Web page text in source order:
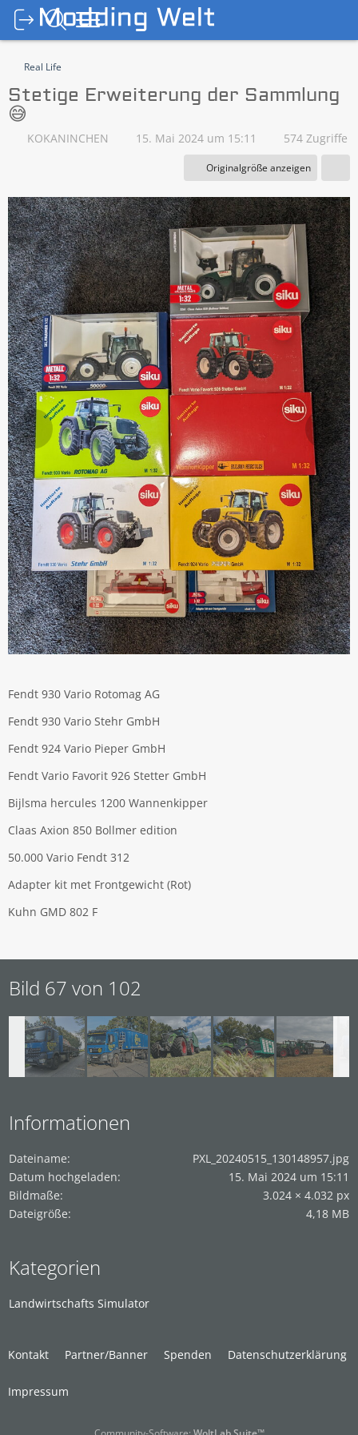
Real Life
Stetige Erweiterung der Sammlung
😅
KOKANINCHEN 15. Mai 2024 um 15:11 574 Zugriffe
Originalgröße anzeigen
Fendt 930 Vario Rotomag AG
Fendt 930 Vario Stehr GmbH
Fendt 924 Vario Pieper GmbH
Fendt Vario Favorit 926 Stetter GmbH
Bijlsma hercules 1200 Wannenkipper
Claas Axion 850 Bollmer edition
50.000 Vario Fendt 312
Adapter kit met Frontgewicht (Rot)
Kuhn GMD 802 F
Bild 67 von 102
Informationen
Dateiname
PXL_20240515_130148957.jpg
Datum hochgeladen
15. Mai 2024 um 15:11
Bildmaße
3.024 × 4.032 px
Dateigröße
4,18 MB
Kategorien
Landwirtschafts Simulator
Kontakt Partner/Banner Spenden Datenschutzerklärung
Impressum